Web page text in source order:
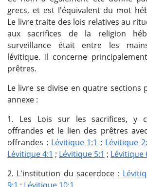
grecs, et est l'équivalent du mot
Le livre traite des lois relatives au
aux sacrifices de la religion
surveillance était entre les
lévitique. Il concerne
prêtres.
Le livre se divise en quatre sections
annexe :
1. Les Lois sur les sacrifices, y
offrandes et le lien des prêtres
offrandes : Lévitique 1:1 ; Lévitique
Lévitique 4:1 ; Lévitique 5:1 ; Lévitique
2. L'institution du sacerdoce :